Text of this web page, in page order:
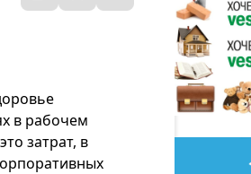
в рабочем
затрат, в